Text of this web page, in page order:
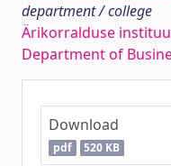
department / college
Ärikorralduse
Department of
Download
pdf 520 KB